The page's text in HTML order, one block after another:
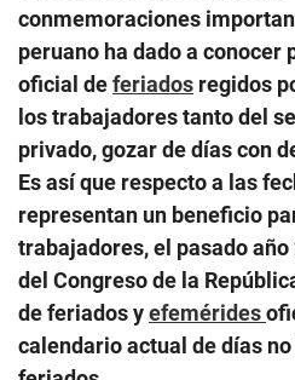
conmemoraciones
peruano ha dado a conocer
oficial deferiados regidos
los trabajadores tanto del
privado, gozar de días con
Es así que respecto a las
representan un beneficio
trabajadores, el pasado año
del Congreso de la
de feriados yefemérides
calendario actual de días